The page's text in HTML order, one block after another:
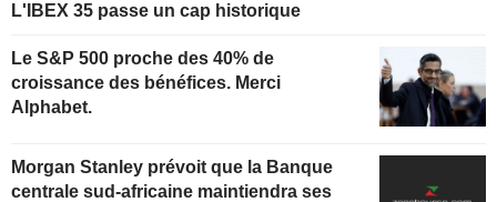
L'IBEX 35 passe un cap historique
Le S&P 500 proche des 40% de
croissance des bénéfices. Merci
Alphabet.
Morgan Stanley prévoit que la Banque
centrale sud-africaine maintiendra ses